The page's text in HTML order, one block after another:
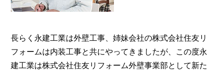
中。
長らく永建工業は外壁工事、姉妹会社の株式会社住友リ
フォームは内装工事と共にやってきましたが、この度永
建工業は株式会社住友リフォーム外壁事業部として新た